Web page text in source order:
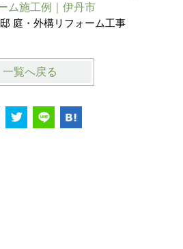
ム施工例｜伊丹市
庭・外構リフォーム工事
一覧へ戻る